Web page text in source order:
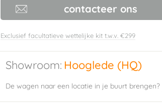
contacteer ons
Exclusief facultatieve wettelijke kit t.w.v. €299
Showroom: Hooglede (HQ)
De wagen naar een locatie in je buurt brengen?